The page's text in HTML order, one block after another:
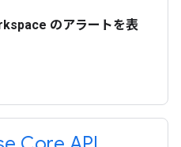
のアラートを表